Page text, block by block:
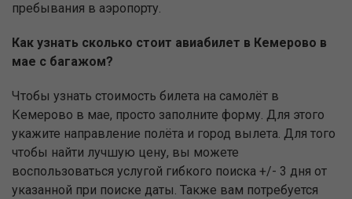
пребывания в аэропорту.
Как узнать сколько стоит авиабилет в Кемерово в
мае с багажом?
Чтобы узнать стоимость билета на самолёт в
Кемерово в мае, просто заполните форму. Для этого
укажите направление полёта и город вылета. Для того
чтобы найти лучшую цену, вы можете
воспользоваться услугой гибкого поиска +/- 3 дня от
указанной при поиске даты. Также вам потребуется